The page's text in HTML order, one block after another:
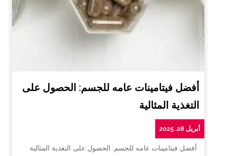
أفضل فيتامينات عامه للجسم: الحصول على
التغذية المثالية
أبريل 28, 2025
أفضل فيتامينات عامه للجسم: الحصول على التغذية المثالية